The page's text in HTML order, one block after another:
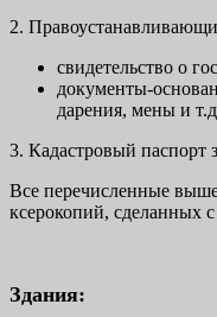
2.
свидетельство о
документы-
дарения, мены и
3. Кадастровый паспорт
Все перечисленные
ксерокопий, сделанных
Здания: